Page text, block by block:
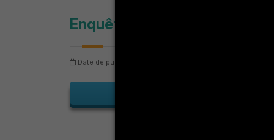
Enquête de mesure de la
Date de publication: vendredi 27 février 2026